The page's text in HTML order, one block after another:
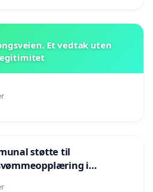
Et vedtak uten
støtte til
i